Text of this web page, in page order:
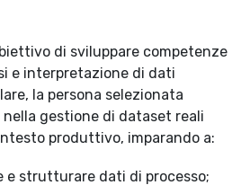
di sviluppare competenze
e interpretazione di dati
la persona selezionata
gestione di dataset reali
produttivo, imparando a:
e strutturare dati di processo;